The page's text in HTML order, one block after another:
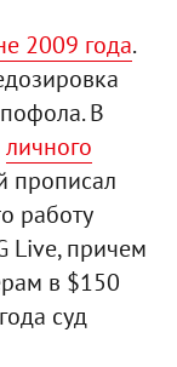
2009 года.
В
личного
прописал
работу
Live, причем
в $150
суд